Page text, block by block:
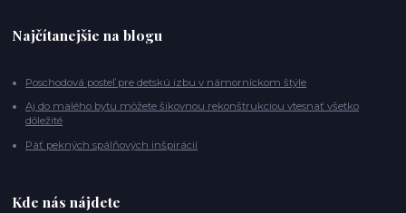
Najčítanejšie na blogu
Poschodová posteľ pre detskú izbu v námorníckom štýle
Aj do malého bytu môžete šikovnou rekonštrukciou vtesnať všetko
dôležité
Päť pekných spálňových inšpirácií
Kde nás nájdete